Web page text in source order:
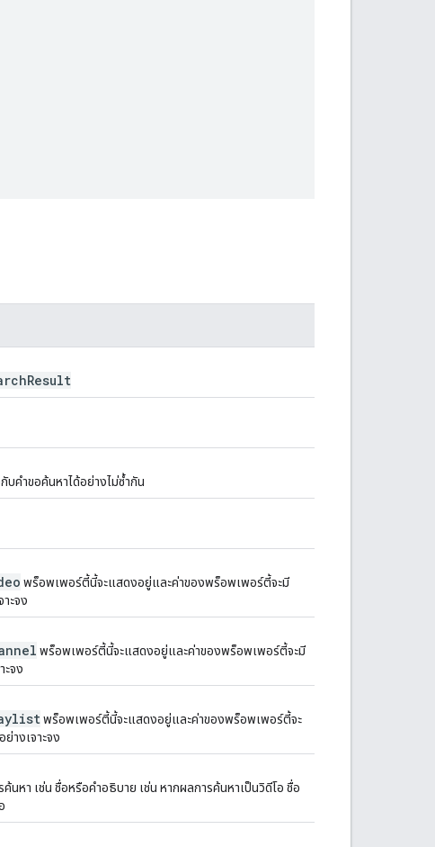
Result
คำขอค้นหาได้อย่างไม่ซ้ำกัน
พร็อพเพอร์ตี้นี้จะแสดงอยู่และค่าของพร็อพเพอร์ตี้จะมี
ะจง
พร็อพเพอร์ตี้นี้จะแสดงอยู่และค่าของพร็อพเพอร์ตี้จะมี
ะจง
พร็อพเพอร์ตี้นี้จะแสดงอยู่และค่าของพร็อพเพอร์ตี้จะ
างเจาะจง
นหา เช่น ชื่อหรือคำอธิบาย เช่น หากผลการค้นหาเป็นวิดีโอ ชื่อ